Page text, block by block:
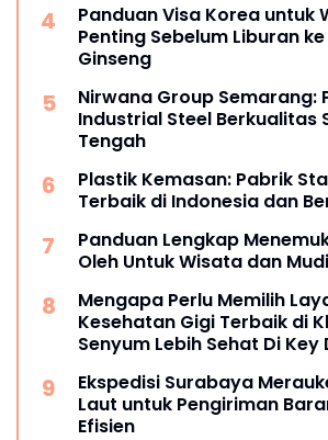
Panduan Visa Korea untuk
Penting Sebelum Liburan
Ginseng
Nirwana Group Semarang:
Industrial Steel Berkualitas
Tengah
Plastik Kemasan: Pabrik
Terbaik di Indonesia dan
Panduan Lengkap
Oleh Untuk Wisata dan
Mengapa Perlu Memilih
Kesehatan Gigi Terbaik di
Senyum Lebih Sehat Di
Ekspedisi Surabaya
Laut untuk Pengiriman
Efisien